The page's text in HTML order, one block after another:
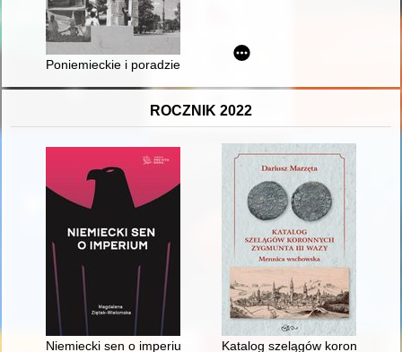
Poniemieckie i poradzieckie : ziemia stargardzka w
ROCZNIK 2022
Niemiecki sen o imperium Katalog szelągów koronnych